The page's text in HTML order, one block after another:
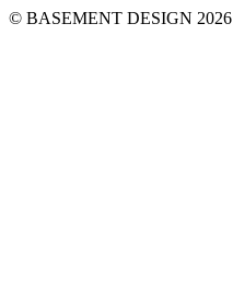
© BASEMENT DESIGN 2026